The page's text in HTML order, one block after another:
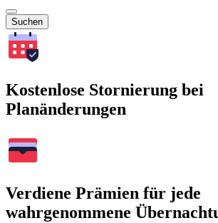
Suchen
Kostenlose Stornierung bei
Planänderungen
Verdiene Prämien für jede
wahrgenommene